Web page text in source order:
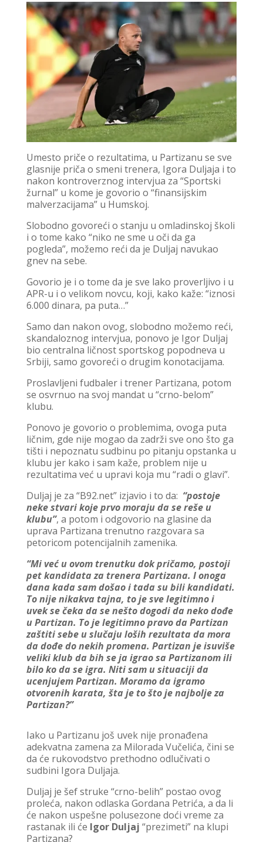
Umesto priče o rezultatima, u Partizanu se sve
glasnije priča o smeni trenera, Igora Duljaja i to
nakon kontroverznog intervjua za “Sportski
žurnal” u kome je govorio o “finansijskim
malverzacijama” u Humskoj.
Slobodno govoreći o stanju u omladinskoj školi
i o tome kako “niko ne sme u oči da ga
pogleda”, možemo reći da je Duljaj navukao
gnev na sebe.
Govorio je i o tome da je sve lako proverljivo i u
APR-u i o velikom novcu, koji, kako kaže: “iznosi
6.000 dinara, pa puta…”
Samo dan nakon ovog, slobodno možemo reći,
skandaloznog intervjua, ponovo je Igor Duljaj
bio centralna ličnost sportskog popodneva u
Srbiji, samo govoreći o drugim konotacijama.
Proslavljeni fudbaler i trener Partizana, potom
se osvrnuo na svoj mandat u “crno-belom”
klubu.
Ponovo je govorio o problemima, ovoga puta
ličnim, gde nije mogao da zadrži sve ono što ga
tišti i nepoznatu sudbinu po pitanju opstanka u
klubu jer kako i sam kaže, problem nije u
rezultatima već u upravi koja mu “radi o glavi”.
Duljaj je za “B92.net” izjavio i to da: “postoje
neke stvari koje prvo moraju da se reše u
klubu”, a potom i odgovorio na glasine da
uprava Partizana trenutno razgovara sa
petoricom potencijalnih zamenika.
“Mi već u ovom trenutku dok pričamo, postoji
pet kandidata za trenera Partizana. I onoga
dana kada sam došao i tada su bili kandidati.
To nije nikakva tajna, to je sve legitimno i
uvek se čeka da se nešto dogodi da neko dođe
u Partizan. To je legitimno pravo da Partizan
zaštiti sebe u slučaju loših rezultata da mora
da dođe do nekih promena. Partizan je isuviše
veliki klub da bih se ja igrao sa Partizanom ili
bilo ko da se igra. Niti sam u situaciji da
ucenjujem Partizan. Moramo da igramo
otvorenih karata, šta je to što je najbolje za
Partizan?”
Iako u Partizanu još uvek nije pronađena
adekvatna zamena za Milorada Vučelića, čini se
da će rukovodstvo prethodno odlučivati o
sudbini Igora Duljaja.
Duljaj je šef struke “crno-belih” postao ovog
proleća, nakon odlaska Gordana Petrića, a da li
će nakon uspešne polusezone doći vreme za
rastanak ili će Igor Duljaj “prezimeti” na klupi
Partizana?